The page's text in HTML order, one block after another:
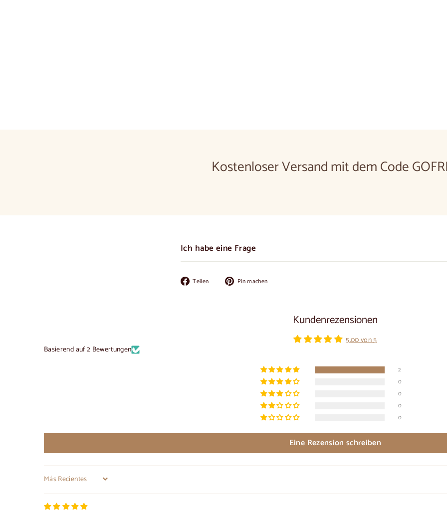
Kostenloser Versand mit dem Code
Ich habe eine Frage
Teilen Auf
Facebook
Pin machen
Kundenrezensionen
5.00 von 5
Basierend auf 2 Bewertungen
2
0
0
0
0
Eine Rezension schreiben
Sort by